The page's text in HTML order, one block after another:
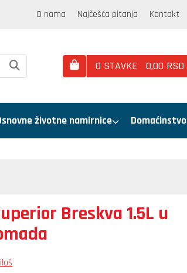
O nama Najčešća pitanja Kontakt
0 STAVKE 0,00 RSD
životne namirnice Domaćinstvo
Breskva 1.5L u